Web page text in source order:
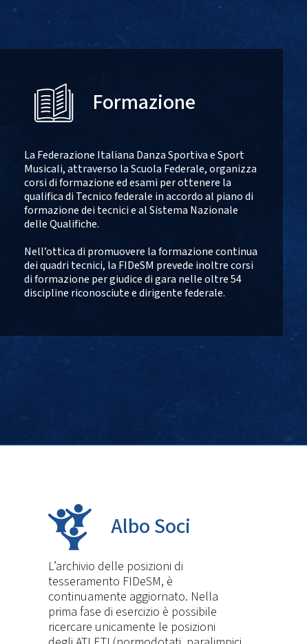
Formazione
La Federazione Italiana Danza Sportiva e Sport
Musicali, attraverso la Scuola Federale, organizza
corsi di formazione ed esami per ottenere la
qualifica di Tecnico federale in accordo al piano di
formazione dei tecnici e al Sistema Nazionale
delle Qualifiche.
Nell’ottica di promuovere la formazione continua
dei quadri tecnici, la FIDeSM prevede inoltre corsi
di formazione per giudice di gara nelle oltre 54
discipline riconosciute e dirigente federale.
Albo Soci
L’archivio delle posizioni di
tesseramento FIDeSM, è
continuamente aggiornato. Nella
prima fase di esercizio è possibile
ricercare unicamente le posizioni